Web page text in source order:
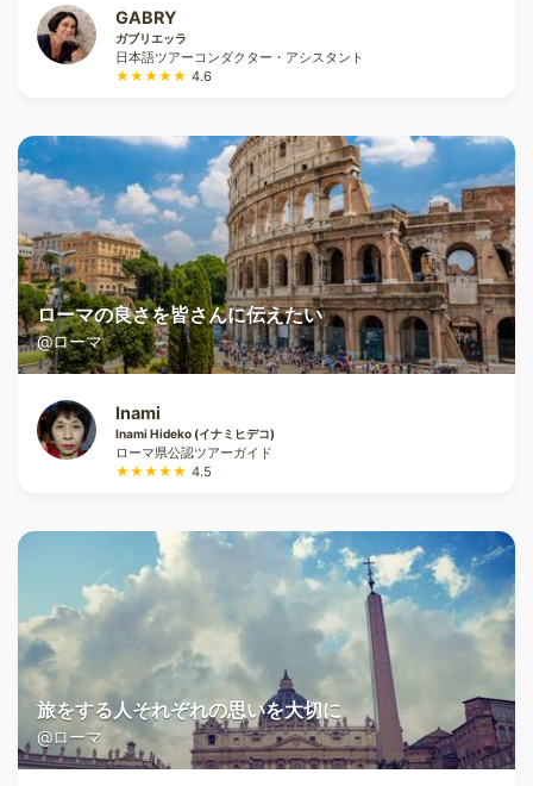
GABRY
ガブリエッラ
日本語ツアーコンダクター・アシスタント
★★★★★ 4.6
ローマの良さを皆さんに伝えたい
@ローマ
Inami
Inami Hideko (イナミヒデコ)
ローマ県公認ツアーガイド
★★★★★ 4.5
旅をする人それぞれの思いを大切に
@ローマ